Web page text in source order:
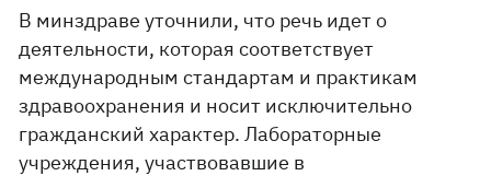
В минздраве уточнили, что речь идет о
деятельности, которая соответствует
международным стандартам и практикам
здравоохранения и носит исключительно
гражданский характер. Лабораторные
учреждения, участвовавшие в